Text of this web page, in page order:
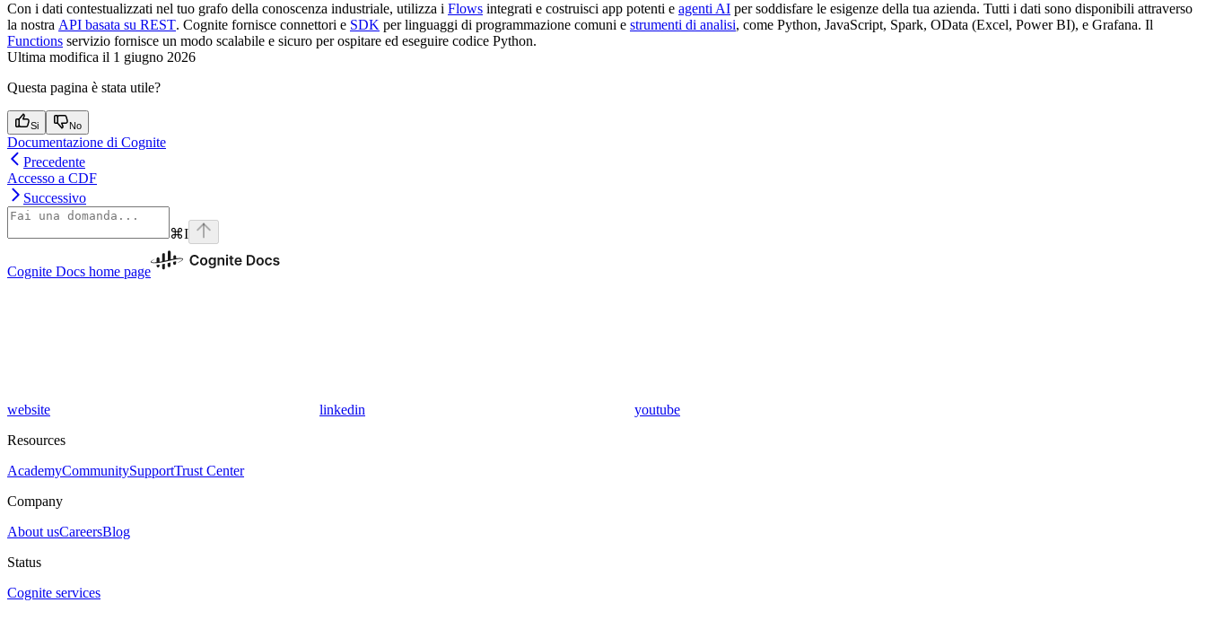
Con i dati contestualizzati nel tuo grafo della conoscenza industriale, utilizza i Flows integrati e costruisci app potenti e agenti AI per soddisfare le esigenze della tua azienda. Tutti i dati sono disponibili attraverso
la nostra API basata su REST. Cognite fornisce connettori e SDK per linguaggi di programmazione comuni e strumenti di analisi, come Python, JavaScript, Spark, OData (Excel, Power BI), e Grafana. Il
Functions servizio fornisce un modo scalabile e sicuro per ospitare ed eseguire codice Python.
Ultima modifica il 1 giugno 2026
Questa pagina è stata utile?
Si No
Documentazione di Cognite
Precedente
Accesso a CDF
Successivo
⌘I
Cognite Docs home page
website linkedin
youtube
Resources
AcademyCommunitySupportTrust Center
Company
About usCareersBlog
Status
Cognite services